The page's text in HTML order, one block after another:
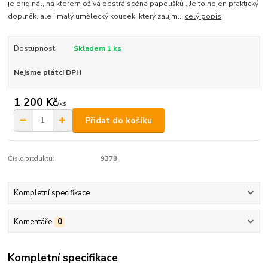
je originál, na kterém ožívá pestrá scéna papoušků . Je to nejen praktický
doplněk, ale i malý umělecký kousek, který zaujm... celý popis
Dostupnost Skladem 1 ks
Nejsme plátci DPH
1 200 Kč/ks
Přidat do košíku
Číslo produktu: 9378
Kompletní specifikace
Komentáře 0
Kompletní specifikace